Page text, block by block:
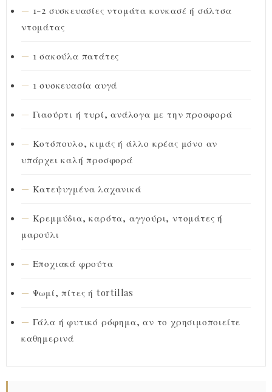
1-2 συσκευασίες ντομάτα κονκασέ ή σάλτσα
ντομάτας
1 σακούλα πατάτες
1 συσκευασία αυγά
Γιαούρτι ή τυρί, ανάλογα με την προσφορά
Κοτόπουλο, κιμάς ή άλλο κρέας μόνο αν
υπάρχει καλή προσφορά
Κατεψυγμένα λαχανικά
Κρεμμύδια, καρότα, αγγούρι, ντομάτες ή
μαρούλι
Εποχιακά φρούτα
Ψωμί, πίτες ή tortillas
Γάλα ή φυτικό ρόφημα, αν το χρησιμοποιείτε
καθημερινά